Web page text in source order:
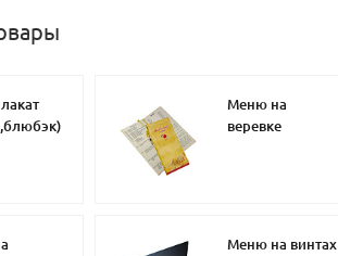
Меню на
веревке
Меню на винтах